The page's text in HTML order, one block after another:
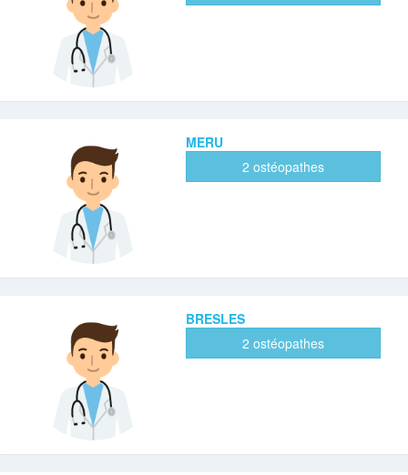
MERU
2 ostéopathes
BRESLES
2 ostéopathes